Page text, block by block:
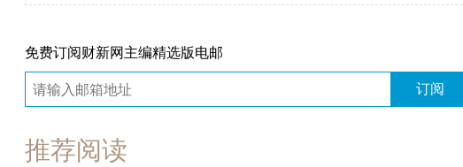
免费订阅财新网主编精选版电邮
订阅
推荐阅读